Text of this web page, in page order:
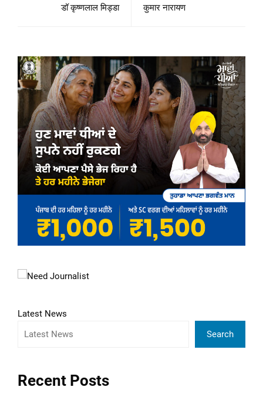
डॉ कृष्णलाल मिड्डा
कुमार नारायण
Latest News
Search
Recent Posts